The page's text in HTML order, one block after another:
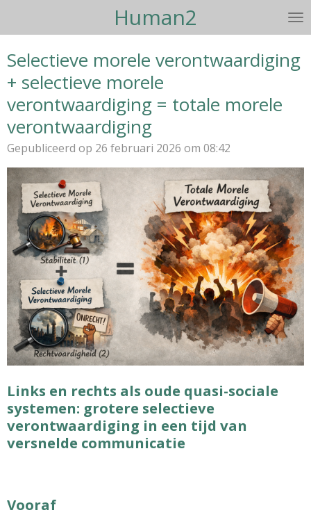
de
hoofdinhoud
Human2
Selectieve morele verontwaardiging
+ selectieve morele
verontwaardiging = totale morele
verontwaardiging
Gepubliceerd op 26 februari 2026 om 08:42
Links en rechts als oude quasi-sociale
systemen: grotere selectieve
verontwaardiging in een tijd van
versnelde communicatie
Vooraf